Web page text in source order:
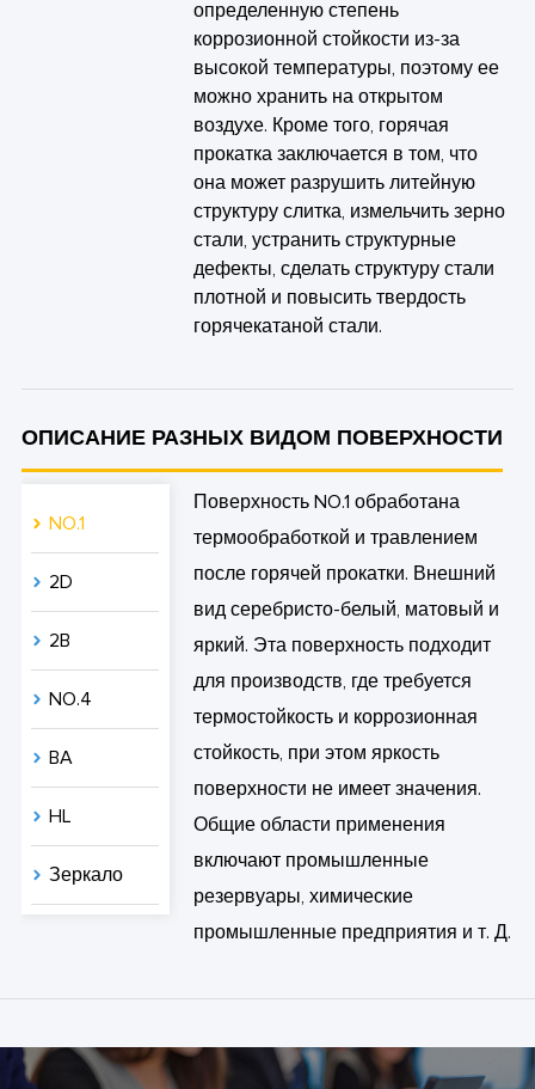
определенную степень
коррозионной стойкости из-за
высокой температуры, поэтому ее
можно хранить на открытом
воздухе. Кроме того, горячая
прокатка заключается в том, что
она может разрушить литейную
структуру слитка, измельчить зерно
стали, устранить структурные
дефекты, сделать структуру стали
плотной и повысить твердость
горячекатаной стали.
ОПИСАНИЕ РАЗНЫХ ВИДОМ ПОВЕРХНОСТИ
NO.1
2D
2B
NO.4
BA
HL
Зеркало
Поверхность NO.1 обработана
термообработкой и травлением
после горячей прокатки. Внешний
вид серебристо-белый, матовый и
яркий. Эта поверхность подходит
для производств, где требуется
термостойкость и коррозионная
стойкость, при этом яркость
поверхности не имеет значения.
Общие области применения
включают промышленные
резервуары, химические
промышленные предприятия и т. Д.